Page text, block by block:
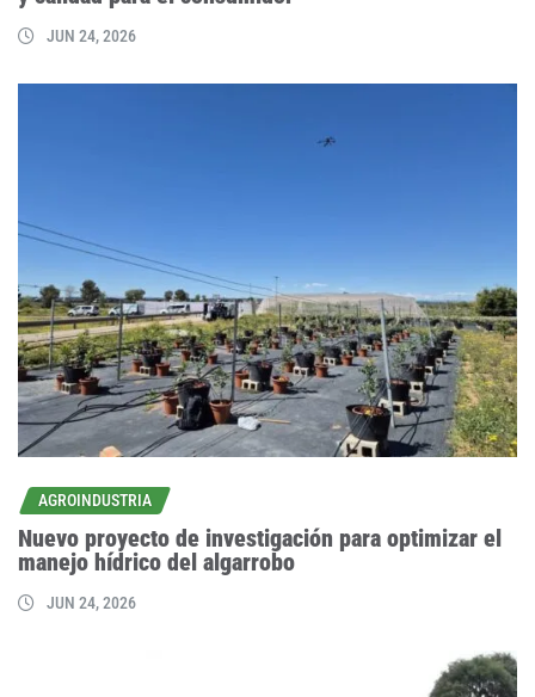
JUN 24, 2026
AGROINDUSTRIA
Nuevo proyecto de investigación para optimizar el
manejo hídrico del algarrobo
JUN 24, 2026